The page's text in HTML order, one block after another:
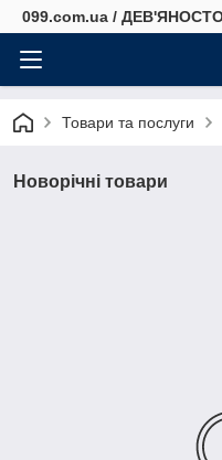
099.com.ua /
Товари та послуги
Новорічні товари